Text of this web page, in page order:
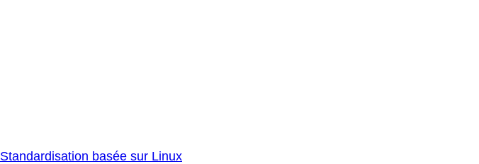
Standardisation basée sur Linux